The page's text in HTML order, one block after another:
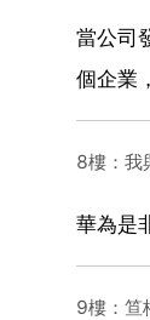
當公司
個企業
8樓：我
華為是
9樓：笪